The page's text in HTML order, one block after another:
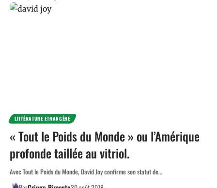
LITTÉRATURE ETRANGÈRE
« Tout le Poids du Monde » ou l’Amérique
profonde taillée au vitriol.
Avec Tout le Poids du Monde, David Joy confirme son statut de…